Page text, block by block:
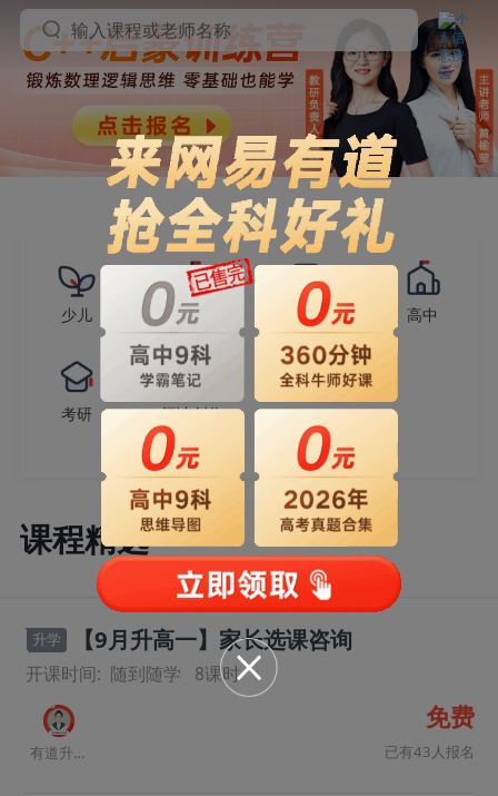
输入课程或老师名称
少儿 小学 初中 高中
考研 阅读创作
课程精选
升学 【9月升高一】家长选课咨询
开课时间: 随到随学 8课时
有道升学规划师
免费
已有43人报名